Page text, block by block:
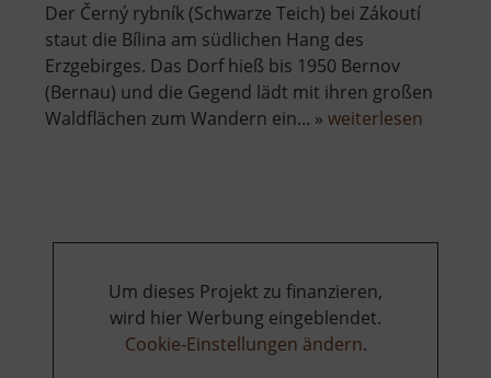
Der Černý rybník (Schwarze Teich) bei Zákoutí
staut die Bílina am südlichen Hang des
Erzgebirges. Das Dorf hieß bis 1950 Bernov
(Bernau) und die Gegend lädt mit ihren großen
Waldflächen zum Wandern ein... » weiterlesen
Um dieses Projekt zu finanzieren,
wird hier Werbung eingeblendet.
Cookie-Einstellungen ändern.